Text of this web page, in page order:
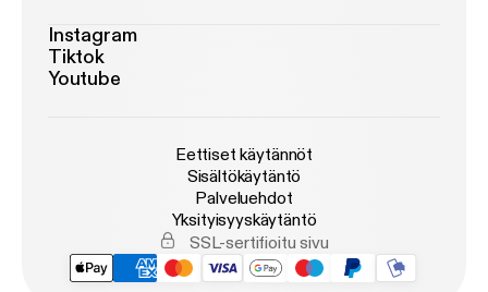
Instagram
Tiktok
Youtube
Eettiset käytännöt
Sisältökäytäntö
Palveluehdot
Yksityisyyskäytäntö
SSL-sertifioitu sivu